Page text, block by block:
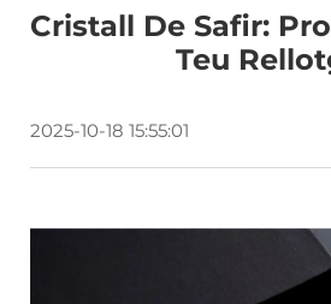
Cristall De Safir:
Teu
2025-10-18 15:55:01